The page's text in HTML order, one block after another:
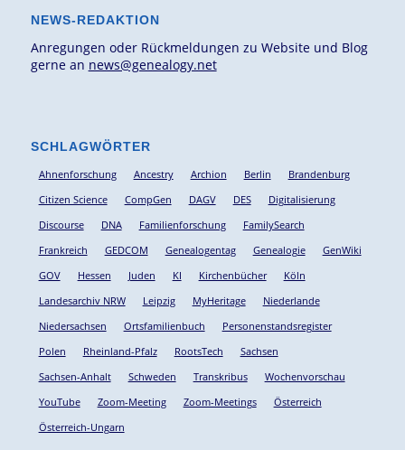
NEWS-REDAKTION
Anregungen oder Rückmeldungen zu Website und Blog
gerne an news@genealogy.net
SCHLAGWÖRTER
Ahnenforschung Ancestry Archion Berlin
Brandenburg
Citizen Science
CompGen DAGV DES
Digitalisierung
Discourse
DNA Familienforschung
FamilySearch
Frankreich
GEDCOM Genealogentag Genealogie
GenWiki
GOV
Hessen Juden KI Kirchenbücher
Köln
Landesarchiv NRW
Leipzig MyHeritage
Niederlande
Niedersachsen
Ortsfamilienbuch
Personenstandsregister
Polen
Rheinland-Pfalz RootsTech
Sachsen
Sachsen-Anhalt
Schweden Transkribus
Wochenvorschau
YouTube
Zoom-Meeting Zoom-Meetings
Österreich
Österreich-Ungarn